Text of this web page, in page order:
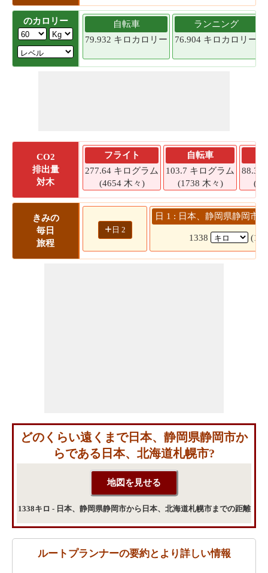
のカロリー
自転車
79.932 キロカロリー
ランニング
76.904 キロカロリー
CO2
排出量
対木
フライト
277.64 キログラム
(4654 木々)
自転車
103.7 キログラム
(1738 木々)
88.31
きみの
毎日
旅程
+ 日 2
日 1 : 日本、静岡県静岡市
1338 (18
どのくらい遠くまで日本、静岡県静岡市か
らである日本、北海道札幌市?
1338キロ - 日本、静岡県静岡市から日本、北海道札幌市までの距離
ルートプランナーの要約とより詳しい情報